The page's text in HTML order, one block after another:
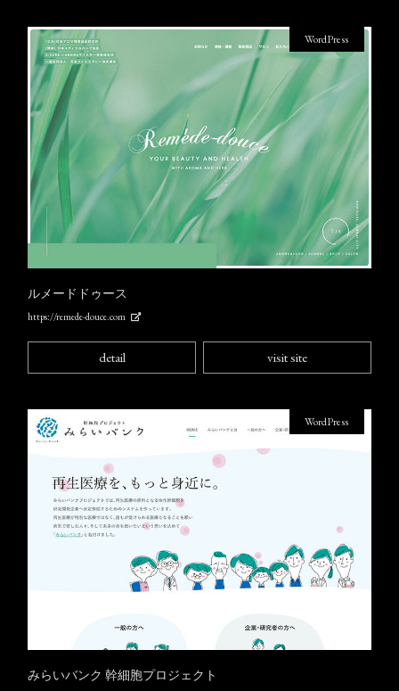
ルメードドゥース
https://remede-douce.com
WordPress
detail visit site
みらいバンク 幹細胞プロジェクト
WordPress